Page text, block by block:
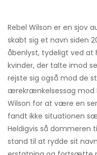
Rebel Wilson er en sjov
skabt sig et navn siden
åbenlyst, tydeligt ved at
kvinder, der talte imod
rejste sig også mod de
ærekrænkelsessag mod
Wilson for at være en
fandt ikke situationen
Heldigvis så dommeren
stand til at rydde sit